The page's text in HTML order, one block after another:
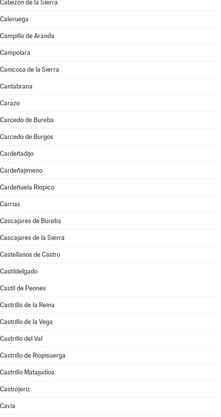
Cabezón de la Sierra
Caleruega
Campillo de Aranda
Campolara
Canicosa de la Sierra
Cantabrana
Carazo
Carcedo de Bureba
Carcedo de Burgos
Cardeñadijo
Cardeñajimeno
Cardeñuela Riopico
Carrias
Cascajares de Bureba
Cascajares de la Sierra
Castellanos de Castro
Castildelgado
Castil de Peones
Castrillo de la Reina
Castrillo de la Vega
Castrillo del Val
Castrillo de Riopisuerga
Castrillo Matajudíos
Castrojeriz
Cavia